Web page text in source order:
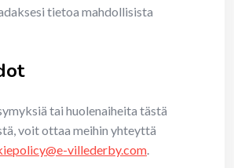
tietoa mahdollisista
tai huolenaiheita tästä
voit ottaa meihin yhteyttä
villederby.com.